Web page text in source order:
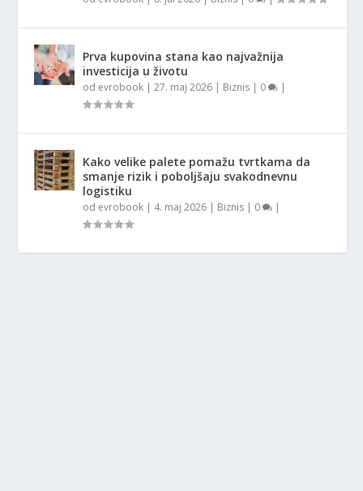
Prva kupovina stana kao najvažnija
investicija u životu
od evrobook |27. maj 2026 | Biznis | 0 |
Kako velike palete pomažu tvrtkama da
smanje rizik i poboljšaju svakodnevnu
logistiku
od evrobook | 4. maj 2026 | Biznis | 0 |